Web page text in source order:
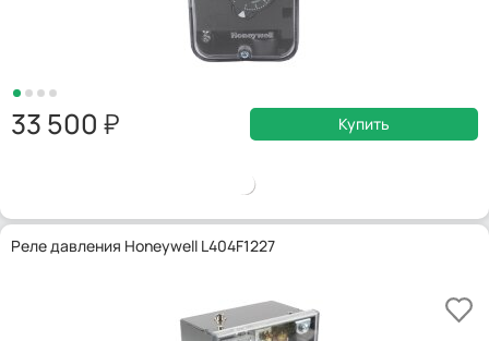
33 500 Купить
Реле давления Honeywell L404F1227